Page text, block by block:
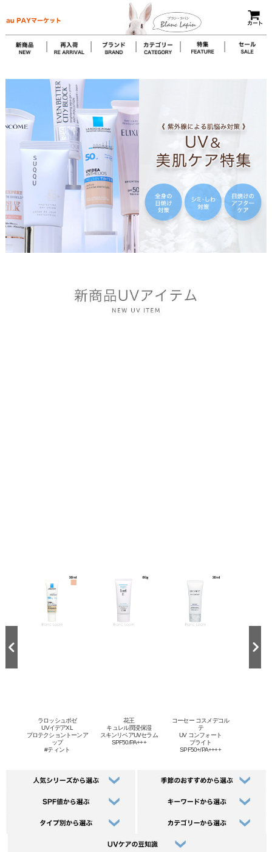
ラロッシュポゼ
UVイデアXL
プロテクショントーンア
ップ
#ティント
花王
キュレル潤浸保湿
スキンリペアUVセラム
SPF50/PA+++
コーセー コスメデコル
テ
UV コンフォート
ブライト
SPF50+/PA++++